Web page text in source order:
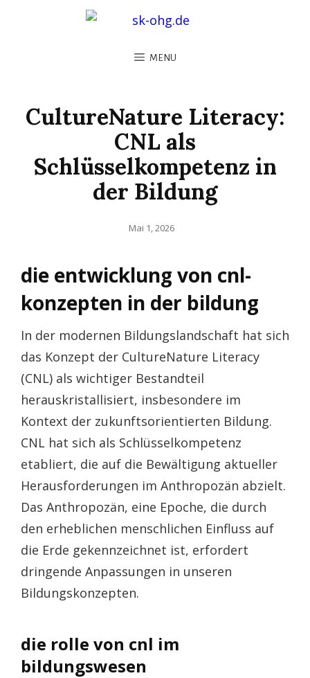
MENU
CultureNature Literacy:
CNL als
Schlüsselkompetenz in
der Bildung
Posted
Mai 1, 2026
die entwicklung von cnl-
konzepten in der bildung
In der modernen Bildungslandschaft hat sich
das Konzept der CultureNature Literacy
(CNL) als wichtiger Bestandteil
herauskristallisiert, insbesondere im
Kontext der zukunftsorientierten Bildung.
CNL hat sich als Schlüsselkompetenz
etabliert, die auf die Bewältigung aktueller
Herausforderungen im Anthropozän abzielt.
Das Anthropozän, eine Epoche, die durch
den erheblichen menschlichen Einfluss auf
die Erde gekennzeichnet ist, erfordert
dringende Anpassungen in unseren
Bildungskonzepten.
die rolle von cnl im
bildungswesen